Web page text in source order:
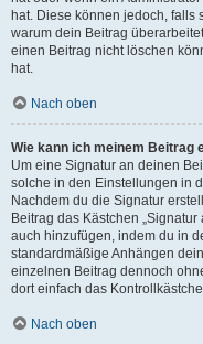
hat. Diese können jedoch, falls
warum dein Beitrag
einen Beitrag nicht löschen
hat.
Nach oben
Wie kann ich meinem Beitrag
Um eine Signatur an deinen
solche in den Einstellungen in
Nachdem du die Signatur
Beitrag das Kästchen
auch hinzufügen, indem du in
standardmäßige Anhängen
einzelnen Beitrag dennoch
dort einfach das
Nach oben